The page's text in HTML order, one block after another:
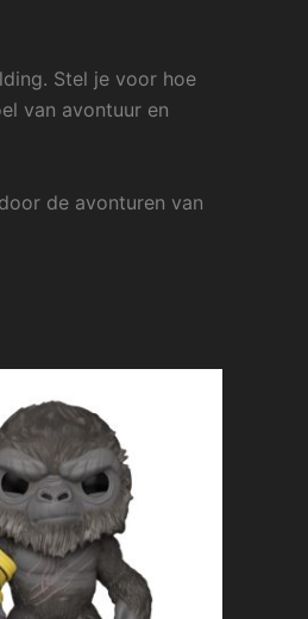
Stel je voor hoe
van avontuur en
de avonturen van